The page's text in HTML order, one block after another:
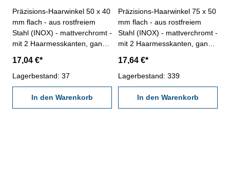
Präzisions-Haarwinkel 50 x 40
mm flach - aus rostfreiem
Stahl (INOX) - mattverchromt -
mit 2 Haarmesskanten, ganz
875/00 - im Behältnis/Kasten
Abmessung : 50 x 40 mm
17,04 €*
Lagerbestand: 37
In den Warenkorb
Präzisions-Haarwinkel 75 x 50
mm flach - aus rostfreiem
Stahl (INOX) - mattverchromt -
mit 2 Haarmesskanten, ganz
875/00 - im Behältnis/Kasten
Abmessung : 75 x 50 mm
17,64 €*
Lagerbestand: 339
In den Warenkorb